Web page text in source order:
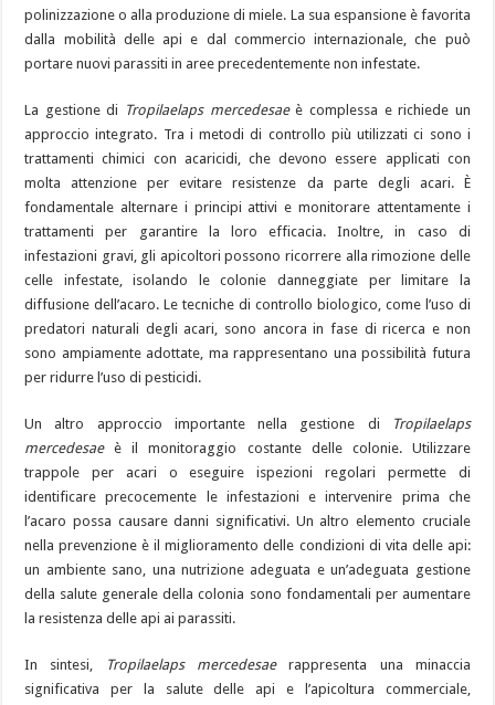
polinizzazione o alla produzione di miele. La sua espansione è favorita
dalla mobilità delle api e dal commercio internazionale, che può
portare nuovi parassiti in aree precedentemente non infestate.
La gestione di Tropilaelaps mercedesaeè complessa e richiede un
approccio integrato. Tra i metodi di controllo più utilizzati ci sono i
trattamenti chimici con acaricidi, che devono essere applicati con
molta attenzione per evitare resistenze da parte degli acari. È
fondamentale alternare i principi attivi e monitorare attentamente i
trattamenti per garantire la loro efficacia. Inoltre, in caso di
infestazioni gravi, gli apicoltori possono ricorrere alla rimozione delle
celle infestate, isolando le colonie danneggiate per limitare la
diffusione dell’acaro. Le tecniche di controllo biologico, come l’uso di
predatori naturali degli acari, sono ancora in fase di ricerca e non
sono ampiamente adottate, ma rappresentano una possibilità futura
per ridurre l’uso di pesticidi.
Un altro approccio importante nella gestione di
Tropilaelaps
mercedesaeè il monitoraggio costante delle colonie. Utilizzare
trappole per acari o eseguire ispezioni regolari permette di
identificare precocemente le infestazioni e intervenire prima che
l’acaro possa causare danni significativi. Un altro elemento cruciale
nella prevenzione è il miglioramento delle condizioni di vita delle api:
un ambiente sano, una nutrizione adeguata e un’adeguata gestione
della salute generale della colonia sono fondamentali per aumentare
la resistenza delle api ai parassiti.
In sintesi, Tropilaelaps mercedesaerappresenta una minaccia
significativa per la salute delle api e l’apicoltura commerciale,